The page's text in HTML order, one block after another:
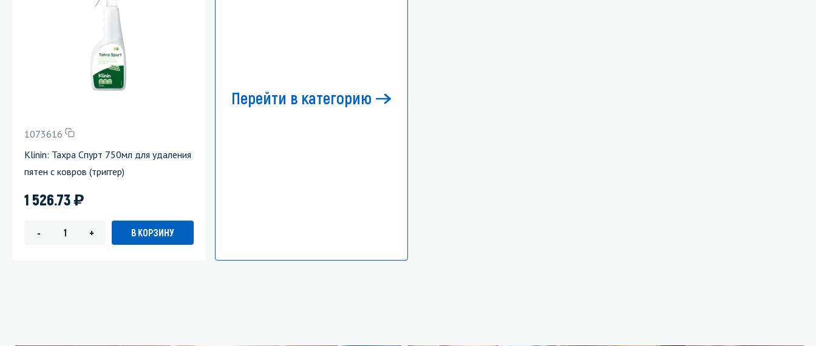
1073616
Klinin: Тахра Спурт 750мл для удаления
пятен с ковров (триггер)
1 526.73)
- + В КОРЗИНУ
Перейти в категорию